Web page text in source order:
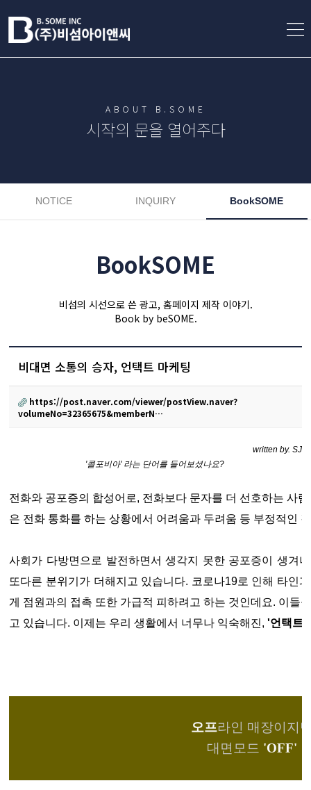
ABOUT B.SOME
시작의 문을 열어주다
NOTICE INQUIRY BookSOME
BookSOME
비섬의 시선으로 쓴 광고, 홈페이지 제작 이야기.
Book by beSOME.
비대면 소통의 승자, 언택트 마케팅
https://post.naver.com/viewer/postView.naver?
volumeNo=32365675&memberN…
written by. SJ
'콜포비아' 라는 단어를 들어보셨나요?
전화와 공포증의 합성어로, 전화보다 문자를 더 선호하는 사
은 전화 통화를 하는 상황에서 어려움과 두려움 등 부정적인
사회가 다방면으로 발전하면서 생각지 못한 공포증이 생겨
또다른 분위기가 더해지고 있습니다. 코로나19로 인해 타인
게 점원과의 접촉 또한 가급적 피하려고 하는 것인데요. 이들
고 있습니다. 이제는 우리 생활에서 너무나 익숙해진,'언택트
오프라인 매장이지
대면모드 'OFF'